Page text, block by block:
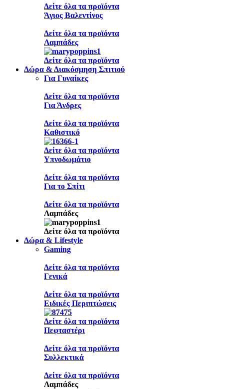
Δείτε όλα τα προϊόντα
Άγιος Βαλεντίνος
Δείτε όλα τα προϊόντα
Λαμπάδες
Δείτε όλα τα προϊόντα
Δώρα & Διακόσμηση Σπιτιού
Για Γυναίκες
Δείτε όλα τα προϊόντα
Για Άνδρες
Δείτε όλα τα προϊόντα
Καθιστικό
Δείτε όλα τα προϊόντα
Υπνοδωμάτιο
Δείτε όλα τα προϊόντα
Για το Σπίτι
Δείτε όλα τα προϊόντα
Λαμπάδες
Δείτε όλα τα προϊόντα
Δώρα & Lifestyle
Gaming
Δείτε όλα τα προϊόντα
Γενικά
Δείτε όλα τα προϊόντα
Ειδικές Περιπτώσεις
Δείτε όλα τα προϊόντα
Πεφταστέρι
Δείτε όλα τα προϊόντα
Συλλεκτικά
Δείτε όλα τα προϊόντα
Λαμπάδες